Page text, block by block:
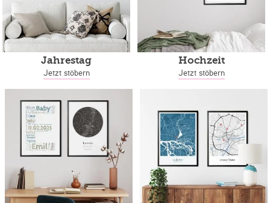
Jahrestag
Jetzt stöbern
Hochzeit
Jetzt stöbern